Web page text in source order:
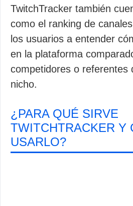
TwitchTracker también
como el ranking de
los usuarios a entender
en la plataforma
competidores o referentes
nicho.
¿PARA QUÉ SIRVE
TWITCHTRACKER Y
USARLO?